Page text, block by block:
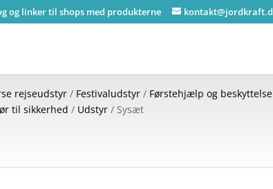
og linker til shops med produkterne
rejseudstyr / Festivaludstyr / Førstehjælp og beskyttelse
til sikkerhed / Udstyr / Sysæt